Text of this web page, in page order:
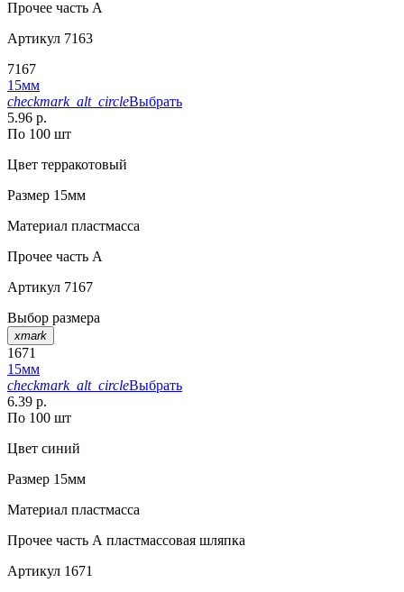
Прочее часть A
Артикул 7163
7167
15мм
checkmark_alt_circleВыбрать
5.96 р.
По 100 шт
Цвет терракотовый
Размер 15мм
Материал пластмасса
Прочее часть A
Артикул 7167
Выбор размера
xmark
1671
15мм
checkmark_alt_circleВыбрать
6.39 р.
По 100 шт
Цвет синий
Размер 15мм
Материал пластмасса
Прочее часть А пластмассовая шляпка
Артикул 1671